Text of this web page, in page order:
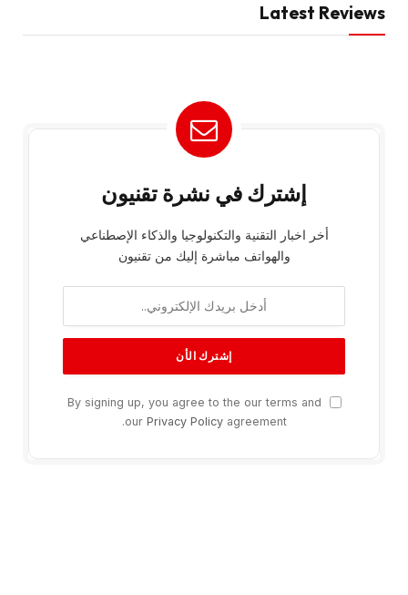
Latest Reviews
إشترك في نشرة تقنيون
أخر اخبار التقنية والتكنولوجيا والذكاء الإصطناعي
والهواتف مباشرة إليك من تقنيون
By signing up, you agree to the our terms and
our Privacy Policyagreement.